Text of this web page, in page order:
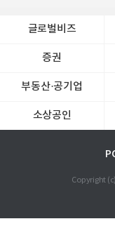
글로벌비즈
증권
부동산·공기업
소상공인
Copyright